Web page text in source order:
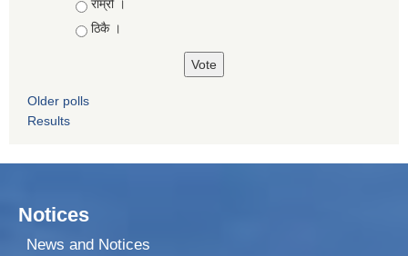
Choices
राम्रो ।
ठिकै ।
Older polls
Results
Notices
News and Notices